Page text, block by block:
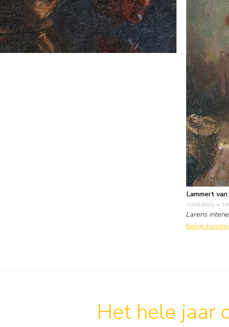
Lammert
schilderij •
Larens
bekijk
Het hele jaar